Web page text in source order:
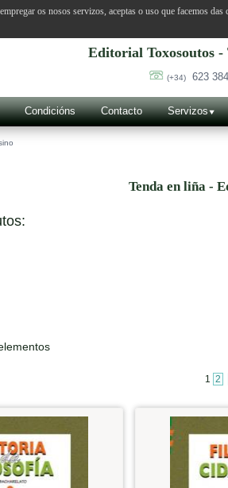
Editorial Toxosoutos -
(+34) 623
Condicións Contacto Servizos
Tenda en liña -
1 2
os nosos servizos, aceptas o uso que facemos das